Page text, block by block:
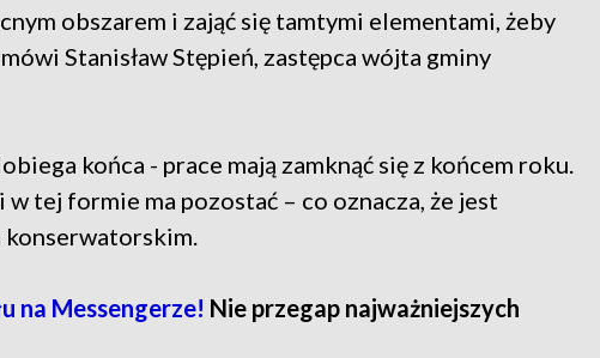
obszarem i zająć się tamtymi elementami, żeby
Stanisław Stępień, zastępca wójta gminy
końca - prace mają zamknąć się z końcem roku.
tej formie ma pozostać – co oznacza, że jest
na Messengerze! Nie przegap najważniejszych